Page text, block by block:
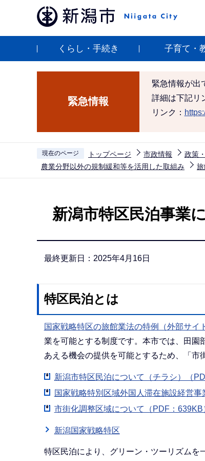
ペ
くらし・手続き 子育て・
緊急情報
緊急情報が出
詳細は下記リ
リンク：
現在のページ トップページ 市政情報 政策
農業分野以外の規制緩和等を活用した取組み
新潟市特区民泊事業
最終更新日：2025年4月16日
特区民泊とは
国家戦略特区の旅館業法の特例（外部サイ
業を可能とする制度です。本市では、田園
あえる機会の提供を可能とするため、「市
新潟市特区民泊について（チラシ）（
国家戦略特別区域外国人滞在施設経営
市街化調整区域について（PDF：639KB
新潟国家戦略特区
特区民泊により、グリーン・ツーリズムを